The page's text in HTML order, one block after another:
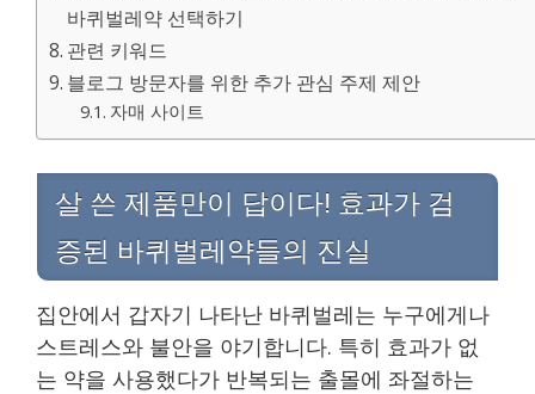
바퀴벌레약 선택하기
관련 키워드
블로그 방문자를 위한 추가 관심 주제 제안
자매 사이트
살 쓴 제품만이 답이다! 효과가 검
증된 바퀴벌레약들의 진실
집안에서 갑자기 나타난 바퀴벌레는 누구에게나
스트레스와 불안을 야기합니다. 특히 효과가 없
는 약을 사용했다가 반복되는 출몰에 좌절하는